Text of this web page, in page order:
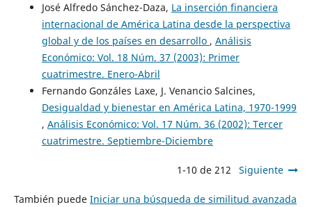
José Alfredo Sánchez-Daza, La inserción financiera
internacional de América Latina desde la perspectiva
global y de los países en desarrollo , Análisis
Económico: Vol. 18 Núm. 37 (2003): Primer
cuatrimestre. Enero-Abril
Fernando Gonzáles Laxe, J. Venancio Salcines,
Desigualdad y bienestar en América Latina, 1970-1999
, Análisis Económico: Vol. 17 Núm. 36 (2002): Tercer
cuatrimestre. Septiembre-Diciembre
1-10 de 212 Siguiente
También puede Iniciar una búsqueda de similitud avanzada